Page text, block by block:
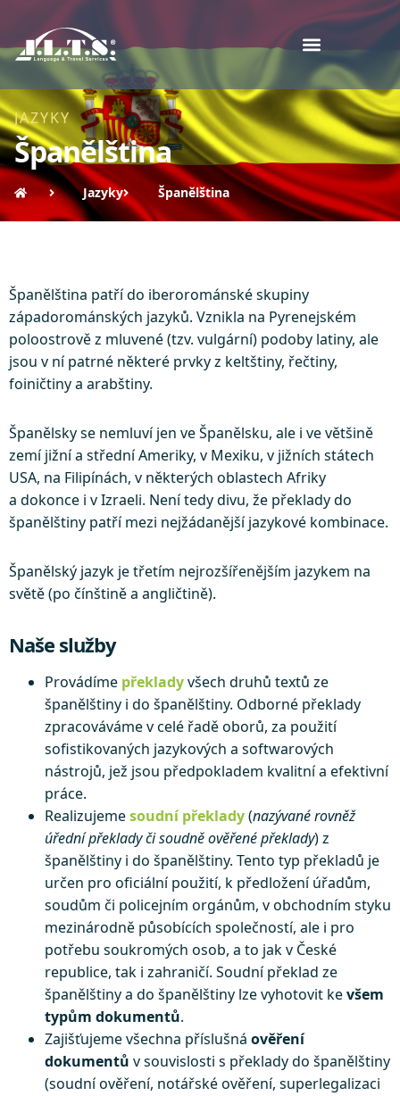
JAZYKY
Španělština
Jazyky Španělština
Španělština patří do iberorománské skupiny
západorománských jazyků. Vznikla na Pyrenejském
poloostrově z mluvené (tzv. vulgární) podoby latiny, ale
jsou v ní patrné některé prvky z keltštiny, řečtiny,
foiničtiny a arabštiny.
Španělsky se nemluví jen ve Španělsku, ale i ve většině
zemí jižní a střední Ameriky, v Mexiku, v jižních státech
USA, na Filipínách, v některých oblastech Afriky
a dokonce i v Izraeli. Není tedy divu, že překlady do
španělštiny patří mezi nejžádanější jazykové kombinace.
Španělský jazyk je třetím nejrozšířenějším jazykem na
světě (po čínštině a angličtině).
Naše služby
Provádíme překladyvšech druhů textů ze
španělštiny i do španělštiny. Odborné překlady
zpracováváme v celé řadě oborů, za použití
sofistikovaných jazykových a softwarových
nástrojů, jež jsou předpokladem kvalitní a efektivní
práce.
Realizujemesoudní překlady(nazývané rovněž
úřední překlady či soudně ověřené překlady) z
španělštiny i do španělštiny. Tento typ překladů je
určen pro oficiální použití, k předložení úřadům,
soudům či policejním orgánům, v obchodním styku
mezinárodně působících společností, ale i pro
potřebu soukromých osob, a to jak v České
republice, tak i zahraničí. Soudní překlad ze
španělštiny a do španělštiny lze vyhotovit kevšem
typům dokumentů.
Zajišťujeme všechna příslušná ověření
dokumentů v souvislosti s překlady do španělštiny
(soudní ověření, notářské ověření, superlegalizaci